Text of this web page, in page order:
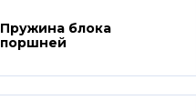
Пружина блока
поршней